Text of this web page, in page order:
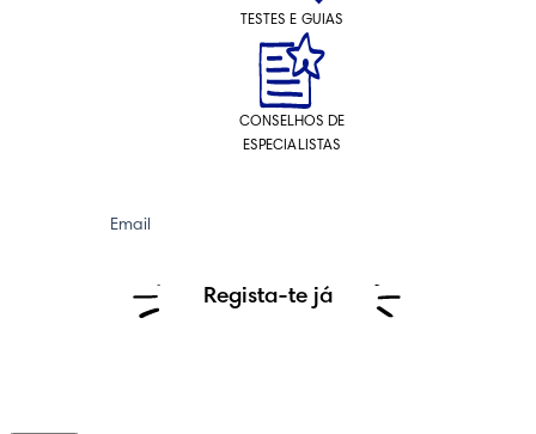
TESTES E GUIAS
CONSELHOS DE
ESPECIALISTAS
Email
Regista-te já